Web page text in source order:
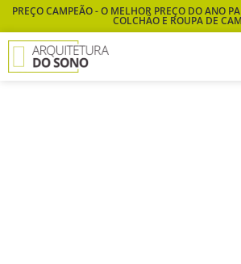
PREÇO CAMPEÃO - O MELHOR PREÇO DO ANO
COLCHÃO E ROUPA DE